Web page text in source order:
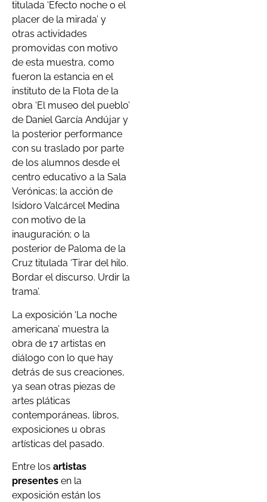
titulada ‘Efecto noche o el
placer de la mirada’ y
otras actividades
promovidas con motivo
de esta muestra, como
fueron la estancia en el
instituto de la Flota de la
obra ‘El museo del pueblo’
de Daniel García Andújar y
la posterior performance
con su traslado por parte
de los alumnos desde el
centro educativo a la Sala
Verónicas; la acción de
Isidoro Valcárcel Medina
con motivo de la
inauguración; o la
posterior de Paloma de la
Cruz titulada ‘Tirar del hilo.
Bordar el discurso. Urdir la
trama’.
La exposición ‘La noche
americana’ muestra la
obra de 17 artistas en
diálogo con lo que hay
detrás de sus creaciones,
ya sean otras piezas de
artes pláticas
contemporáneas, libros,
exposiciones u obras
artísticas del pasado.
Entre los artistas
presentes en la
exposición están los